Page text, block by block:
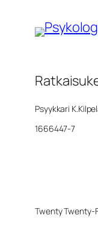
Psyykkari
1666447-7
Twenty Twenty-